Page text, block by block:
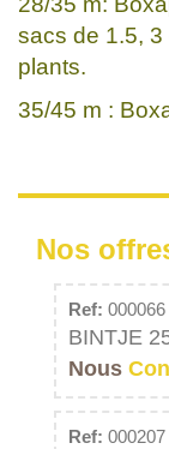
sacs de 1.5,
plants.
35/45 m :
Nos
Ref: 000066
BINTJE
Nous
Ref: 000207